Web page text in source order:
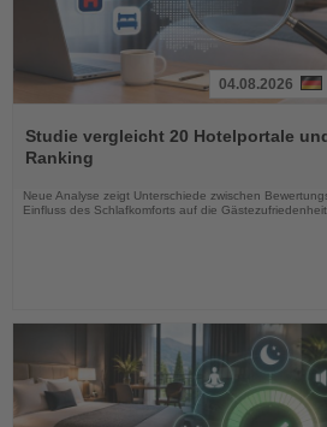
Sie
die
Nachrichten
04.08.2026
Studie vergleicht 20 Hotelportale
Ranking
Neue Analyse zeigt Unterschiede zwischen
Einfluss des Schlafkomforts auf die Gästezufriedenheit